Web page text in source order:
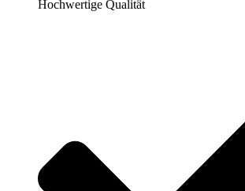
Hochwertige Qualität